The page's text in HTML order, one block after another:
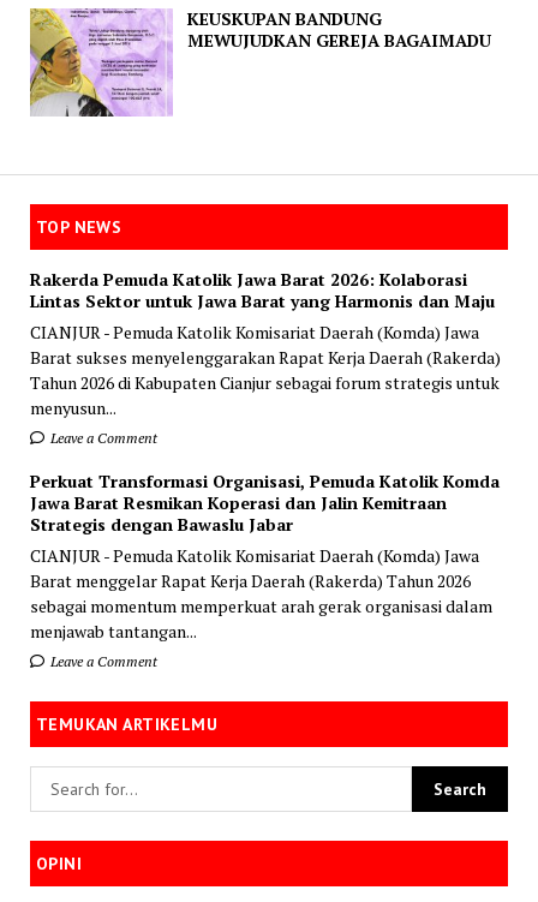
KEUSKUPAN BANDUNG
MEWUJUDKAN GEREJA BAGAIMADU
TOP NEWS
Rakerda Pemuda Katolik Jawa Barat 2026: Kolaborasi
Lintas Sektor untuk Jawa Barat yang Harmonis dan Maju
CIANJUR - Pemuda Katolik Komisariat Daerah (Komda) Jawa
Barat sukses menyelenggarakan Rapat Kerja Daerah (Rakerda)
Tahun 2026 di Kabupaten Cianjur sebagai forum strategis untuk
menyusun...
Leave a Comment
Perkuat Transformasi Organisasi, Pemuda Katolik Komda
Jawa Barat Resmikan Koperasi dan Jalin Kemitraan
Strategis dengan Bawaslu Jabar
CIANJUR - Pemuda Katolik Komisariat Daerah (Komda) Jawa
Barat menggelar Rapat Kerja Daerah (Rakerda) Tahun 2026
sebagai momentum memperkuat arah gerak organisasi dalam
menjawab tantangan...
Leave a Comment
TEMUKAN ARTIKELMU
OPINI